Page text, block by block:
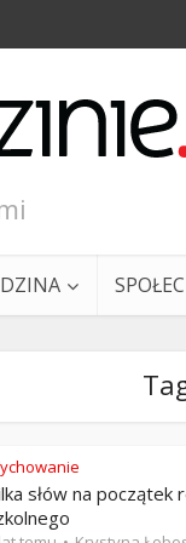
słów na początek